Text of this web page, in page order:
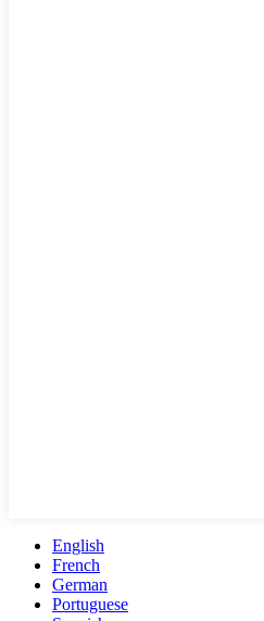
English
French
German
Portuguese